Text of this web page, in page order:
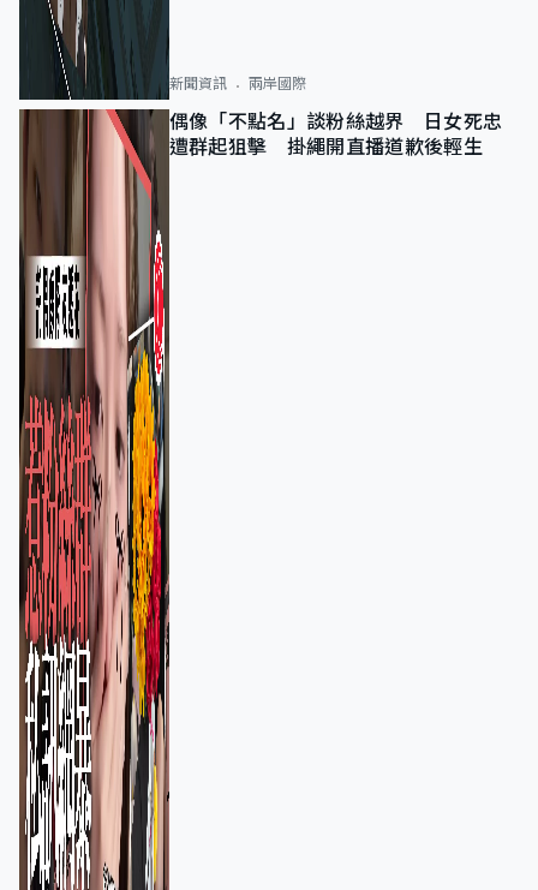
新聞資訊 兩岸國際
偶像「不點名」談粉絲越界 日女死忠
遭群起狙擊 掛繩開直播道歉後輕生